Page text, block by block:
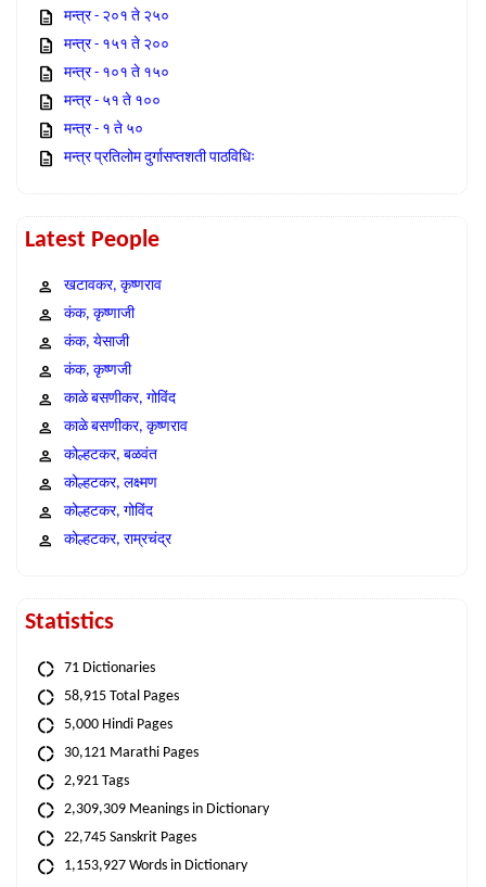
मन्त्र - २०१ ते २५०
मन्त्र - १५१ ते २००
मन्त्र - १०१ ते १५०
मन्त्र - ५१ ते १००
मन्त्र - १ ते ५०
मन्त्र प्रतिलोम दुर्गासप्तशती पाठविधिः
Latest People
खटावकर, कृष्णराव
कंक, कृष्णाजी
कंक, येसाजी
कंक, कृष्णजी
काळे बसणीकर, गोविंद
काळे बसणीकर, कृष्णराव
कोल्हटकर, बळवंत
कोल्हटकर, लक्ष्मण
कोल्हटकर, गोविंद
कोल्हटकर, राम्रचंद्र
Statistics
71 Dictionaries
58,915 Total Pages
5,000 Hindi Pages
30,121 Marathi Pages
2,921 Tags
2,309,309 Meanings in Dictionary
22,745 Sanskrit Pages
1,153,927 Words in Dictionary